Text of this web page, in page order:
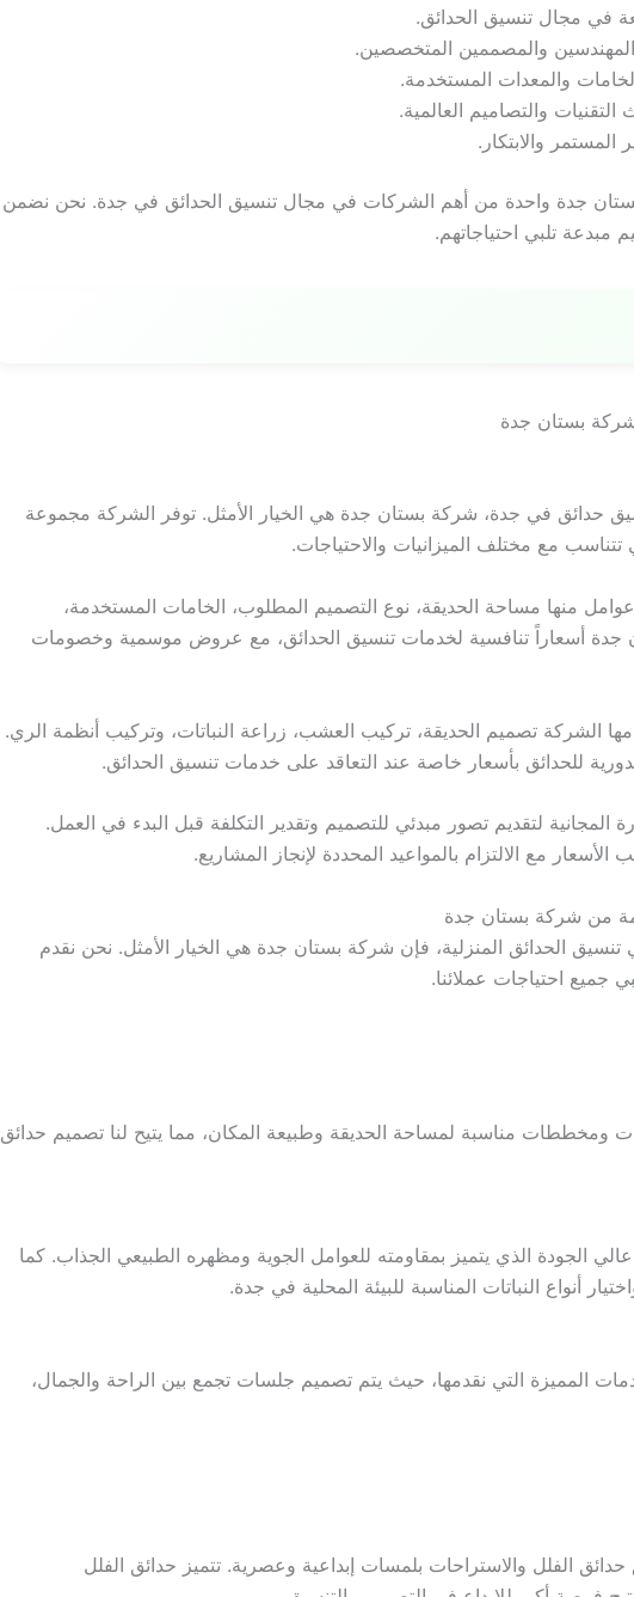
في مجال تنسيق الحدائق.
والمصممين المتخصصين.
والمعدات المستخدمة.
والتصاميم العالمية.
والابتكار.
جدة واحدة من أهم الشركات في مجال تنسيق الحدائق في جدة. نحن نضمن
مبدعة تلبي احتياجاتهم.
بستان جدة
حدائق في جدة، شركة بستان جدة هي الخيار الأمثل. توفر الشركة مجموعة
مع مختلف الميزانيات والاحتياجات.
منها مساحة الحديقة، نوع التصميم المطلوب، الخامات المستخدمة،
جدة أسعاراً تنافسية لخدمات تنسيق الحدائق، مع عروض موسمية وخصومات
الشركة تصميم الحديقة، تركيب العشب، زراعة النباتات، وتركيب أنظمة الري.
للحدائق بأسعار خاصة عند التعاقد على خدمات تنسيق الحدائق.
لتقديم تصور مبدئي للتصميم وتقدير التكلفة قبل البدء في العمل.
مع الالتزام بالمواعيد المحددة لإنجاز المشاريع.
من شركة بستان جدة
الحدائق المنزلية، فإن شركة بستان جدة هي الخيار الأمثل. نحن نقدم
جميع احتياجات عملائنا.
مناسبة لمساحة الحديقة وطبيعة المكان، مما يتيح لنا تصميم حدائق
الجودة الذي يتميز بمقاومته للعوامل الجوية ومظهره الطبيعي الجذاب. كما
أنواع النباتات المناسبة للبيئة المحلية في جدة.
المميزة التي نقدمها، حيث يتم تصميم جلسات تجمع بين الراحة والجمال،
الفلل والاستراحات بلمسات إبداعية وعصرية. تتميز حدائق الفلل